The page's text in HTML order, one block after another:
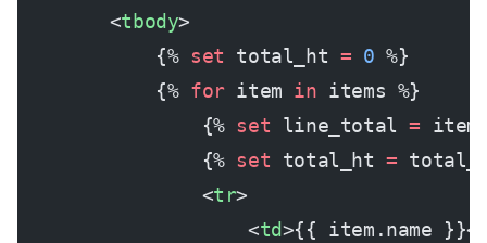
        <
tbody>
            {%
set total_ht = 0 %}
            {%
for item in items %}
                {%
set line_total =
                {%
set total_ht =
                <
tr>
                    <
td>{{ item.name